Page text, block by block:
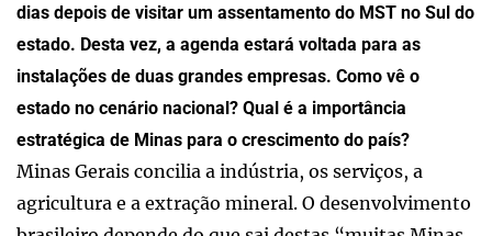
dias depois de visitar um assentamento do MST no Sul do
estado. Desta vez, a agenda estará voltada para as
instalações de duas grandes empresas. Como vê o
estado no cenário nacional? Qual é a importância
estratégica de Minas para o crescimento do país?
Minas Gerais concilia a indústria, os serviços, a
agricultura e a extração mineral. O desenvolvimento